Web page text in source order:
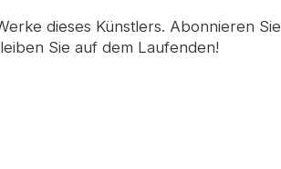
dieses Künstlers. Abonnieren Sie
Sie auf dem Laufenden!